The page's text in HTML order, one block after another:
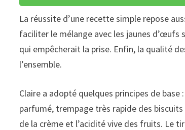
La réussite d’une recette simple repose
faciliter le mélange avec les jaunes
qui empêcherait la prise. Enfin, la qualité
l’ensemble.
Claire a adopté quelques principes de
parfumé, trempage très rapide des
de la crème et l’acidité vive des fruits. Le